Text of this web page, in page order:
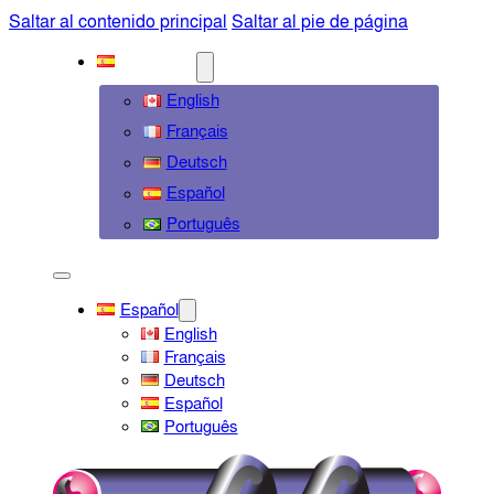
Saltar al contenido principal Saltar al pie de página
English
Français
Deutsch
Español
Português
Español
English
Français
Deutsch
Español
Português